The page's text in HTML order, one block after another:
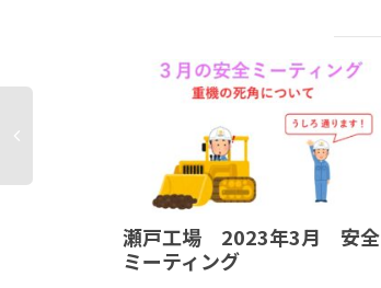
瀬戸工場 2023年3月 安全
ミーティング